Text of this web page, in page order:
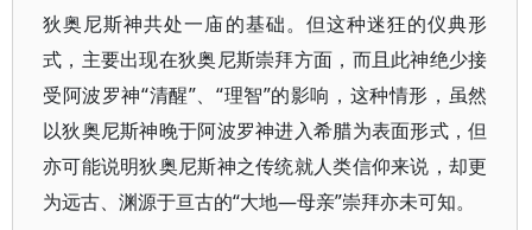
狄奥尼斯神共处一庙的基础。但这种迷狂的仪典形
式，主要出现在狄奥尼斯崇拜方面，而且此神绝少接
受阿波罗神“清醒”、“理智”的影响，这种情形，虽然
以狄奥尼斯神晚于阿波罗神进入希腊为表面形式，但
亦可能说明狄奥尼斯神之传统就人类信仰来说，却更
为远古、渊源于亘古的“大地—母亲”崇拜亦未可知。